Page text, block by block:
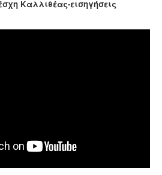
Καλλιθέας-εισηγήσεις